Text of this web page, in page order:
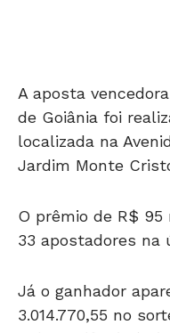
de Goiânia foi
localizada na
Jardim Monte
33 apostadores na
3.014.770,55 no
Independência